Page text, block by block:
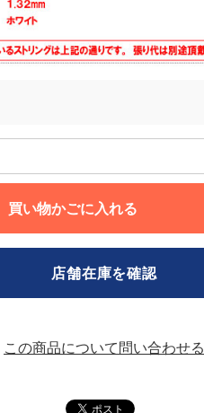
買い物かごに入れる
この商品について問い合わせる
店舗在庫を確認